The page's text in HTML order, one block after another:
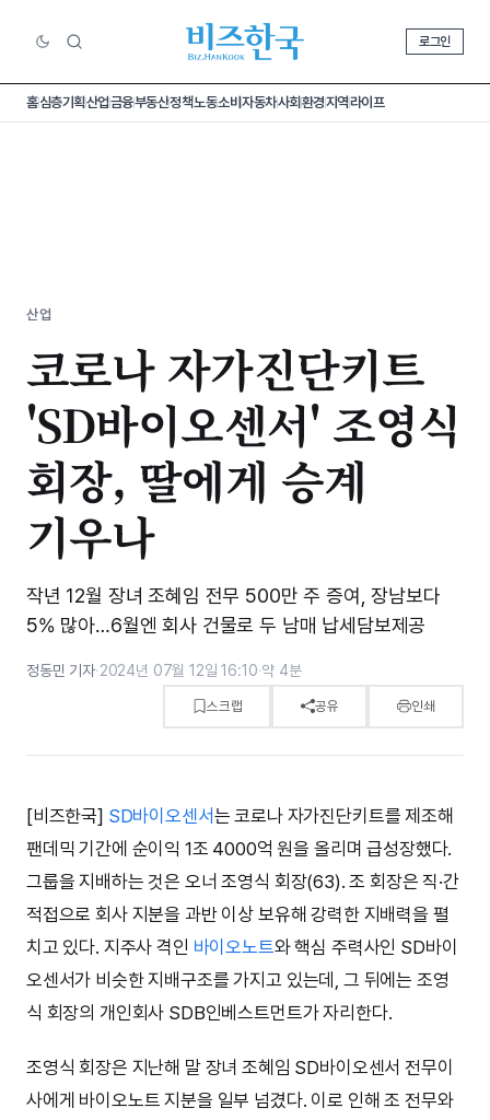
로그인
홈심층기획산업금융부동산정책노동소비 자동차사회환경지역라이프
산업
코로나 자가진단키트
'SD바이오센서' 조영식
회장, 딸에게 승계
기우나
작년 12월 장녀 조혜임 전무 500만 주 증여, 장남보다
5% 많아…6월엔 회사 건물로 두 남매 납세담보제공
정동민 기자·2024년 07월 12일 16:10·약 4분
스크랩 공유 인쇄
[비즈한국] SD바이오센서는 코로나 자가진단키트를 제조해
팬데믹 기간에 순이익 1조 4000억 원을 올리며 급성장했다.
그룹을 지배하는 것은 오너 조영식 회장(63). 조 회장은 직·간
적접으로 회사 지분을 과반 이상 보유해 강력한 지배력을 펼
치고 있다. 지주사 격인 바이오노트와 핵심 주력사인 SD바이
오센서가 비슷한 지배구조를 가지고 있는데, 그 뒤에는 조영
식 회장의 개인회사 SDB인베스트먼트가 자리한다.
조영식 회장은 지난해 말 장녀 조혜임 SD바이오센서 전무이
사에게 바이오노트 지분을 일부 넘겼다. 이로 인해 조 전무와